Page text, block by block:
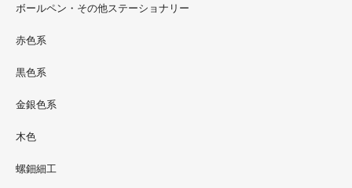
シリーズ』紅里工房螺鈿装飾も展示されています。アクセ
サリーとはまた違った美しさがあると思うのでぜひご覧く
ボールペン・その他ステーショナリー
赤色系
黒色系
金銀色系
木色
螺鈿細工